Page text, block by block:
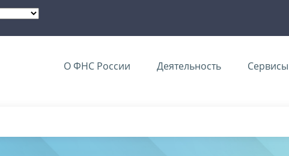
О ФНС России Деятельность Сервисы